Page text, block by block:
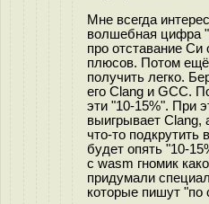
Мне всегда
волшебная цифра
про отставание Си
плюсов. Потом ещё
получить легко.
его Clang и GCC.
эти "10-15%". При
выигрывает Clang,
что-то подкрутить
будет опять "10-
с wasm гномик
придумали
которые пишут "по